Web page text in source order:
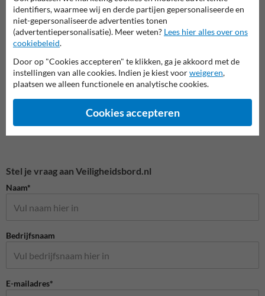
Reddingspictogrammen Verbodspictogrammen
Stel je vraag aan Veiligheidsbord.nl
Naam*
Bedrijfsnaam
E-mailadres*
identifiers, waarmee wij en derde partijen gepersonaliseerde en
niet-gepersonaliseerde advertenties tonen
(advertentiepersonalisatie). Meer weten? Lees hier alles over ons
cookiebeleid.
Door op "Cookies accepteren" te klikken, ga je akkoord met de
instellingen van alle cookies. Indien je kiest voorweigeren,
plaatsen we alleen functionele en analytische cookies.
Cookies accepteren